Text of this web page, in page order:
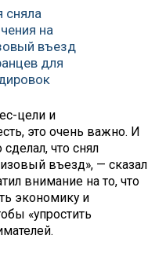
сняла
на
въезд
для
цели и
это очень важно. И
что снял
въезд», — сказал
внимание на то, что
экономику и
«упростить